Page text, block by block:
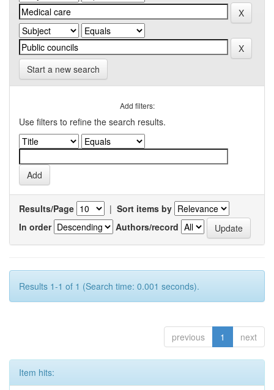
Start a new search
Add filters:
Use filters to refine the search results.
Results/Page | Sort items by
In order
Authors/record
Results 1-1 of 1 (Search time: 0.001 seconds).
previous 1 next
Item hits: